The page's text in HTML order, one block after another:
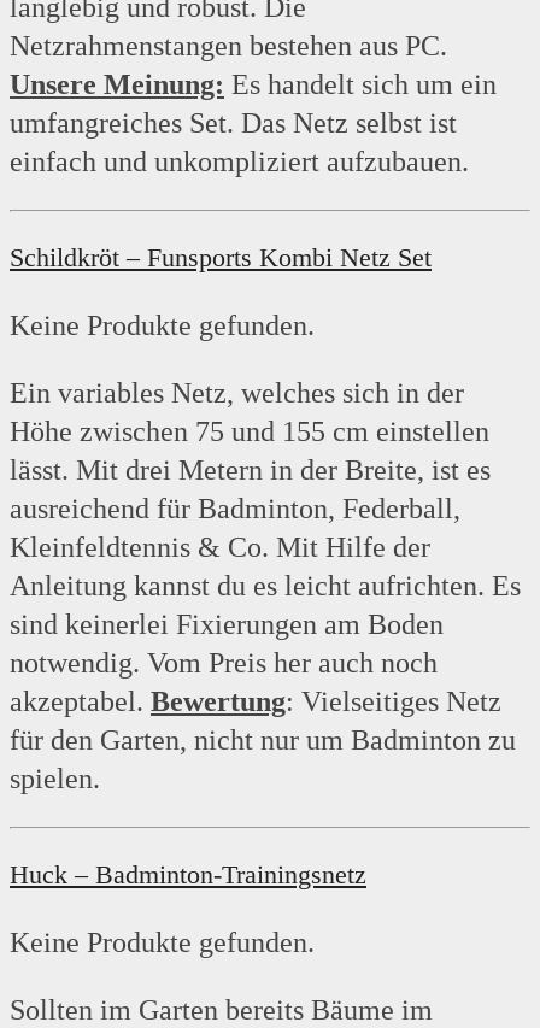
langlebig und robust. Die
Netzrahmenstangen bestehen aus PC.
Unsere Meinung: Es handelt sich um ein
umfangreiches Set. Das Netz selbst ist
einfach und unkompliziert aufzubauen.
Schildkröt – Funsports Kombi Netz Set
Keine Produkte gefunden.
Ein variables Netz, welches sich in der
Höhe zwischen 75 und 155 cm einstellen
lässt. Mit drei Metern in der Breite, ist es
ausreichend für Badminton, Federball,
Kleinfeldtennis & Co. Mit Hilfe der
Anleitung kannst du es leicht aufrichten. Es
sind keinerlei Fixierungen am Boden
notwendig. Vom Preis her auch noch
akzeptabel. Bewertung: Vielseitiges Netz
für den Garten, nicht nur um Badminton zu
spielen.
Huck – Badminton-Trainingsnetz
Keine Produkte gefunden.
Sollten im Garten bereits Bäume im